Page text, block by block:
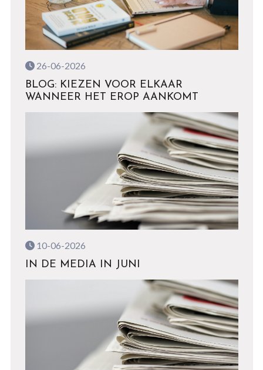
26-06-2026
BLOG: KIEZEN VOOR ELKAAR
WANNEER HET EROP AANKOMT
10-06-2026
IN DE MEDIA IN JUNI